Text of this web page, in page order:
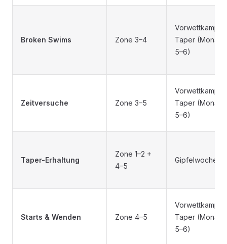
Broken Swims Zone 3–4
Vorwettkampf /
Taper (Monate
5–6)
Zeitversuche Zone 3–5
Vorwettkampf /
Taper (Monate
5–6)
Taper-Erhaltung
Zone 1–2 +
4–5
Gipfelwoche(n)
Starts & Wenden Zone 4–5
Vorwettkampf /
Taper (Monate
5–6)